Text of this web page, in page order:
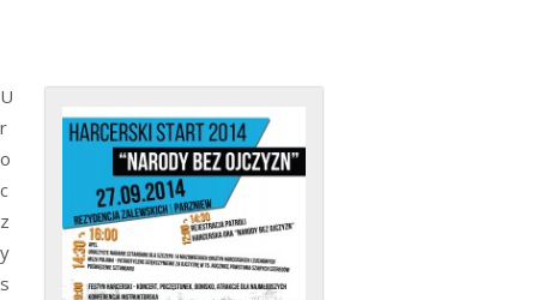
U
r
o
c
z
y
s